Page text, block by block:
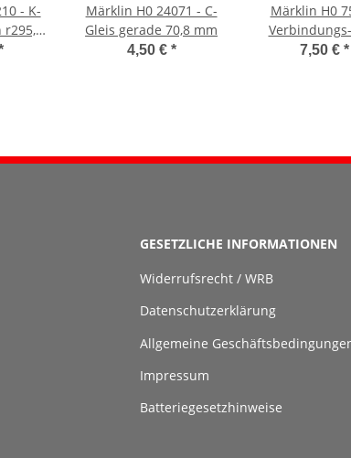
- K-
r295,4
Märklin H0 24071 - C-
Gleis gerade 70,8 mm
4,50 € *
Märklin H0
Kontaktlaschen
7,50 € *
GESETZLICHE INFORMATIONEN
Widerrufsrecht / WRB
Datenschutzerklärung
Allgemeine
Impressum
Batteriegesetzhinweise